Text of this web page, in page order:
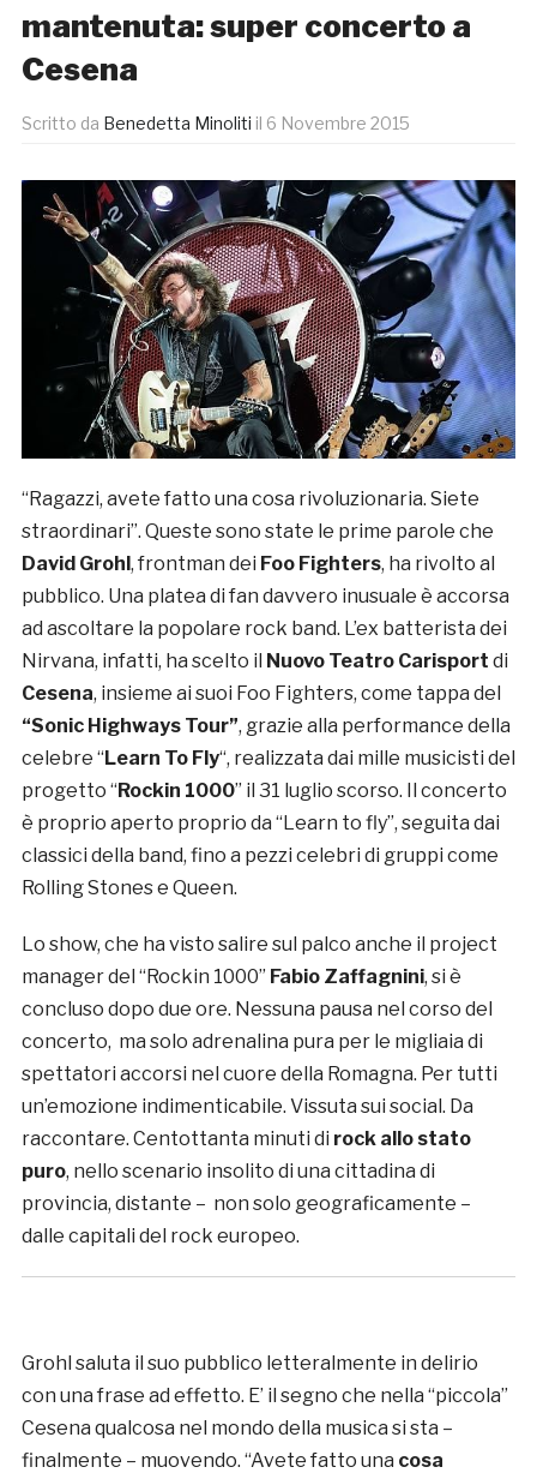
mantenuta: super concerto a
Cesena
Scritto da Benedetta Minoliti il 6 Novembre 2015
“Ragazzi, avete fatto una cosa rivoluzionaria. Siete
straordinari”. Queste sono state le prime parole che
David Grohl, frontman dei Foo Fighters, ha rivolto al
pubblico. Una platea di fan davvero inusuale è accorsa
ad ascoltare la popolare rock band. L’ex batterista dei
Nirvana, infatti, ha scelto il Nuovo Teatro Carisport di
Cesena, insieme ai suoi Foo Fighters, come tappa del
“Sonic Highways Tour”, grazie alla performance della
celebre “Learn To Fly“, realizzata dai mille musicisti del
progetto “Rockin 1000” il 31 luglio scorso. Il concerto
è proprio aperto proprio da “Learn to fly”, seguita dai
classici della band, fino a pezzi celebri di gruppi come
Rolling Stones e Queen.
Lo show, che ha visto salire sul palco anche il project
manager del “Rockin 1000” Fabio Zaffagnini, si è
concluso dopo due ore. Nessuna pausa nel corso del
concerto, ma solo adrenalina pura per le migliaia di
spettatori accorsi nel cuore della Romagna. Per tutti
un’emozione indimenticabile. Vissuta sui social. Da
raccontare. Centottanta minuti di rock allo stato
puro, nello scenario insolito di una cittadina di
provincia, distante – non solo geograficamente –
dalle capitali del rock europeo.
Grohl saluta il suo pubblico letteralmente in delirio
con una frase ad effetto. E’ il segno che nella “piccola”
Cesena qualcosa nel mondo della musica si sta –
finalmente – muovendo. “Avete fatto una cosa